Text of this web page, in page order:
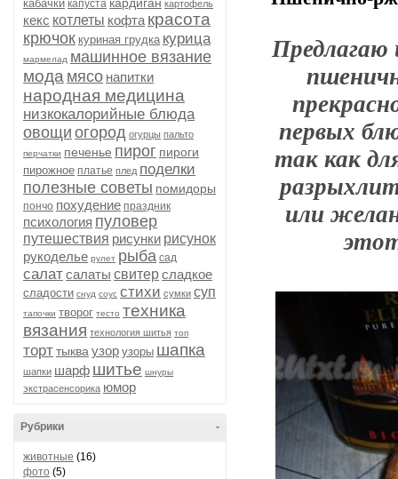
кабачки капуста картофель
кекс котлеты кофта красота
крючок куриная грудка курица
мармелад машинное вязание
мода мясо напитки
народная медицина
низкокалорийные блюда
овощи огород огурцы пальто
перчатки печенье пирог пироги
пирожное платье плед поделки
полезные советы помидоры
пончо похудение праздник
психология пуловер
путешествия рисунки рисунок
рукоделье рулет рыба сад
салатсалаты свитерсладкое
сладости снуд соус стихи сумки суп
тапочки творог тесто техника
вязания технология шитья топ
торттыква узор узоры шапка
шапки шарф шитье шнуры
экстрасенсорика юмор
-
Рубрики
животные (16)
фото (5)
Предлагаю
первых
так как
или